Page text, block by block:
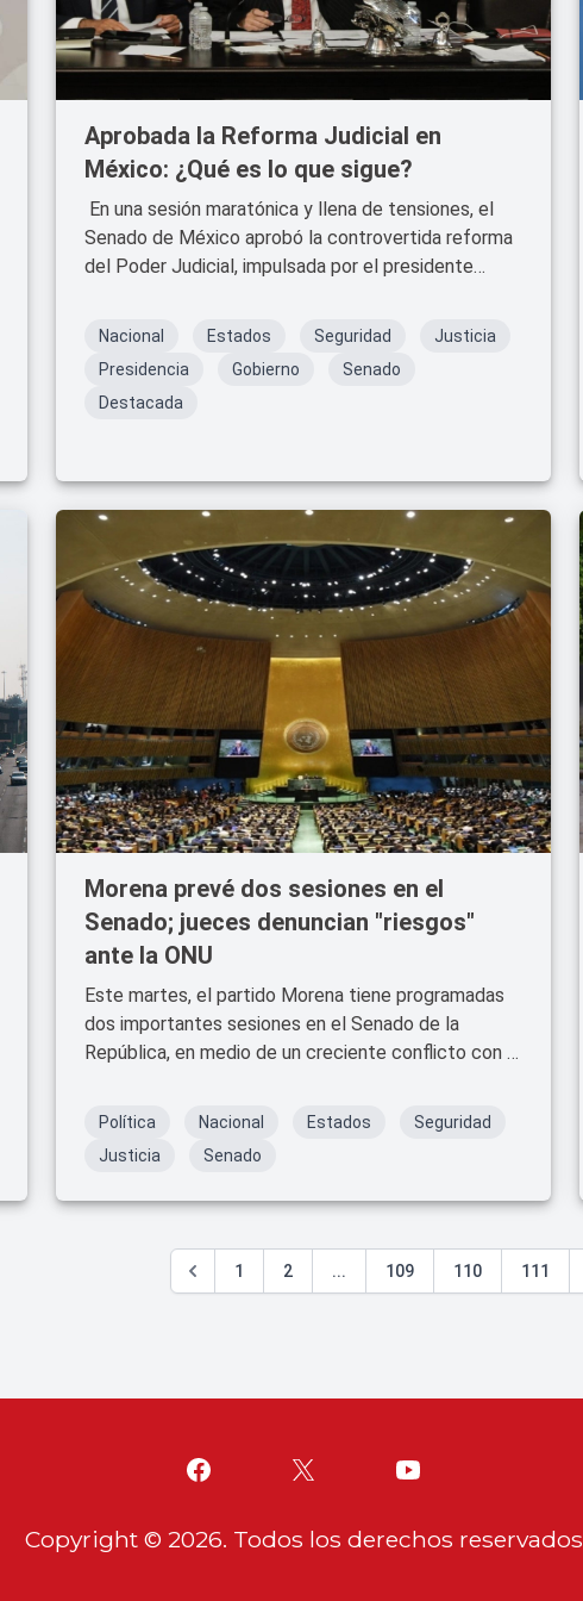
Aprobada la Reforma Judicial en
México: ¿Qué es lo que sigue?
En una sesión maratónica y llena de tensiones, el
Senado de México aprobó la controvertida reforma
del Poder Judicial, impulsada por el presidente
Nacional Estados Seguridad
Justicia
Presidencia
Gobierno
Senado
Destacada
Morena prevé dos sesiones en el
Senado; jueces denuncian "riesgos"
ante la ONU
Este martes, el partido Morena tiene programadas
dos importantes sesiones en el Senado de la
República, en medio de un creciente conflicto con el
Política Nacional Estados
Seguridad
Justicia
Senado
1 2 ... 109 110 111
Copyright © 2026. Todos los derechos reservados